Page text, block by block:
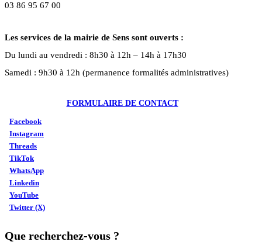
03 86 95 67 00
Les services de la mairie de Sens sont ouverts :
Du lundi au vendredi : 8h30 à 12h – 14h à 17h30
Samedi : 9h30 à 12h (permanence formalités administratives)
FORMULAIRE DE CONTACT
Facebook
Instagram
Threads
TikTok
WhatsApp
Linkedin
YouTube
Twitter (X)
Que recherchez-vous ?